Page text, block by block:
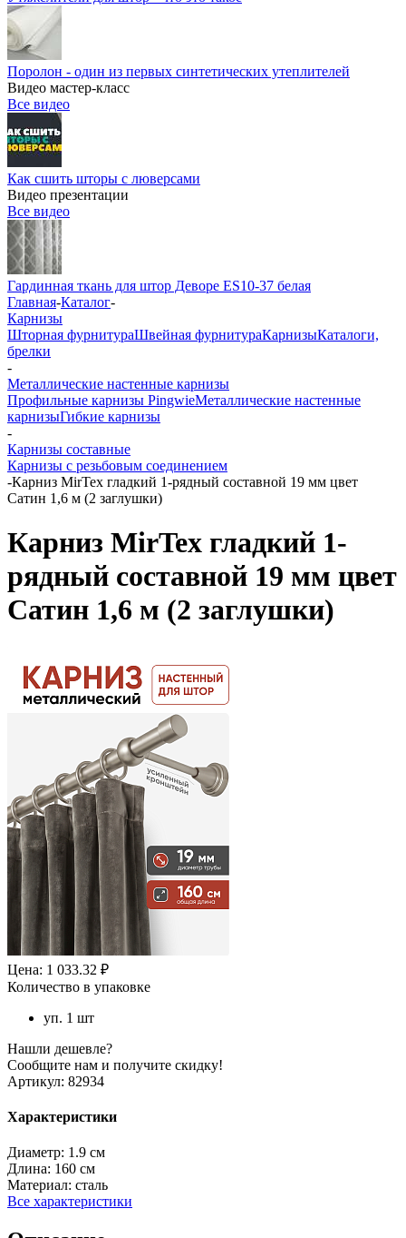
Поролон - один из первых синтетических утеплителей
Видео мастер-класс
Все видео
Как сшить шторы с люверсами
Видео презентации
Все видео
Гардинная ткань для штор Деворе ES10-37 белая
Главная-Каталог-
Карнизы
Шторная фурнитураШвейная фурнитураКарнизыКаталоги,
брелки
-
Металлические настенные карнизы
Профильные карнизы PingwieМеталлические настенные
карнизыГибкие карнизы
-
Карнизы составные
Карнизы с резьбовым соединением
-Карниз MirTex гладкий 1-рядный составной 19 мм цвет
Сатин 1,6 м (2 заглушки)
Карниз MirTex гладкий 1-
рядный составной 19 мм цвет
Сатин 1,6 м (2 заглушки)
Цена: 1 033.32 ₽
Количество в упаковке
уп. 1 шт
Нашли дешевле?
Сообщите нам и получите скидку!
Артикул: 82934
Характеристики
Диаметр: 1.9 см
Длина: 160 см
Материал: сталь
Все характеристики